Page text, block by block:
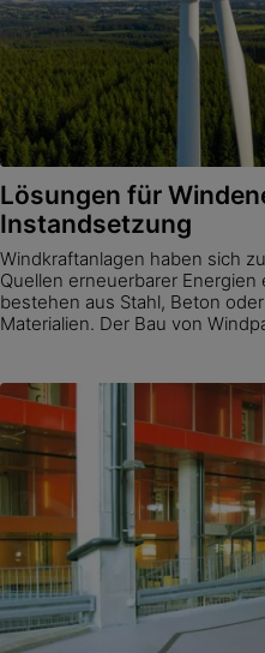
Lösungen für
Instandsetzung
Windkraftanlagen haben sich
Quellen erneuerbarer
bestehen aus Stahl, Beton
Materialien. Der Bau von